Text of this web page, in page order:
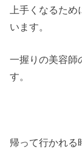
上手くなるた
います。
一握りの美容師
す。
帰って行かれる